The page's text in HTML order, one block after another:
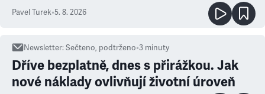
ale atmosféra
Pavel Turek•5. 8. 2026
Newsletter:Sečteno, podtrženo•3 minuty
Dříve bezplatně, dnes s přirážkou. Jak
nové náklady ovlivňují životní úroveň